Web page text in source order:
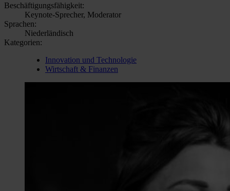
Beschäftigungsfähigkeit:
Keynote-Sprecher, Moderator
Sprachen:
Niederländisch
Kategorien:
Innovation und Technologie
Wirtschaft & Finanzen